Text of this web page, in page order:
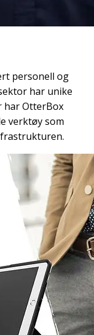
personell og
har unike
har OtterBox
verktøy som